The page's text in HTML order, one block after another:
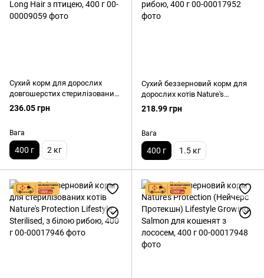
Сухий корм для дорослих
довгошерстих стерилізованих
котів Nature's Protection
Sterilised Long Hair з птицею,
236.05 грн
Вага
400 г 2 кг
Сухий беззерновий корм для
дорослих котів Nature's
Protection Lifestyle Grain Free
Adult White Fish з білою рибою,
218.99 грн
Вага
400 г 1.5 кг